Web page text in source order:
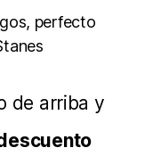
perfecto
de arriba y